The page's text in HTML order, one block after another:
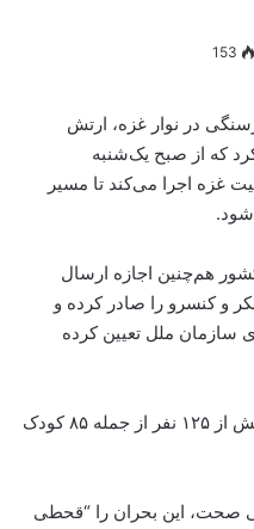
153
در نوار غزه، ارتش
اعلام کرد که از صبح یک‌شنبه
غزه اجرا می‌کند تا مسیر
هم‌چنین اجازه ارسال
و کنسرو را صادر کرده و
سازمان ملل تعیین کرده
به گفته وزارت صحت غزه، تاکنون بیش از ۱۲۵ نفر از جمله ۸۵ کودک
صحت، این بحران را “قحطی